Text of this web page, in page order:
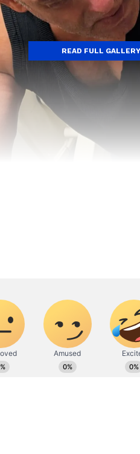
অনুরাগীরা
অনুষ্ঠানে সলমনকে
READ FULL GALLERY